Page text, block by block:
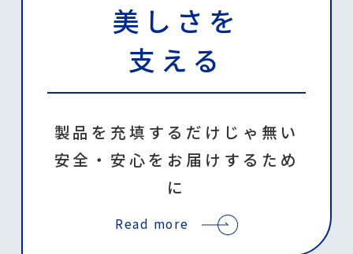
美しさを
支える
製品を充填するだけじゃ無い
安全・安心をお届けするため
に
Read more